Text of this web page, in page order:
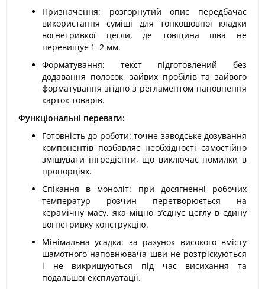
Призначення: розгорнутий опис передбачає
використання суміші для тонкошовної кладки
вогнетривкої цегли, де товщина шва не
перевищує 1–2 мм.
Форматування: текст підготовлений без
додавання полосок, зайвих пробілів та зайвого
форматування згідно з регламентом наповнення
карток товарів.
Функціональні переваги:
Готовність до роботи: точне заводське дозування
компонентів позбавляє необхідності самостійно
змішувати інгредієнти, що виключає помилки в
пропорціях.
Спікання в моноліт: при досягненні робочих
температур розчин перетворюється на
керамічну масу, яка міцно з’єднує цеглу в єдину
вогнетривку конструкцію.
Мінімальна усадка: за рахунок високого вмісту
шамотного наповнювача шви не розтріскуються
і не викришуються під час висихання та
подальшої експлуатації.